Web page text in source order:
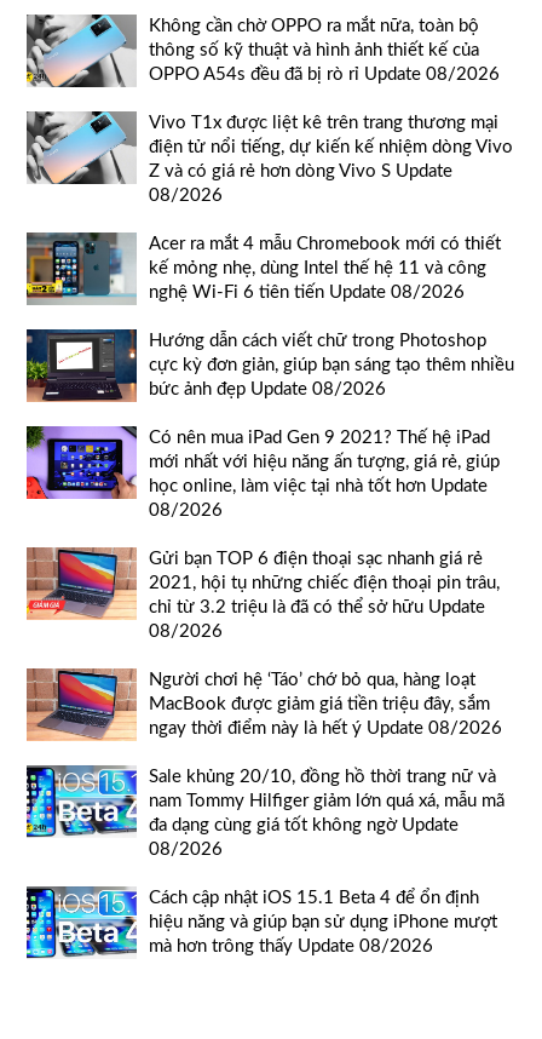
Không cần chờ OPPO ra mắt nữa, toàn bộ
thông số kỹ thuật và hình ảnh thiết kế của
OPPO A54s đều đã bị rò rỉ Update 08/2026
Vivo T1x được liệt kê trên trang thương mại
điện tử nổi tiếng, dự kiến kế nhiệm dòng Vivo
Z và có giá rẻ hơn dòng Vivo S Update
08/2026
Acer ra mắt 4 mẫu Chromebook mới có thiết
kế mỏng nhẹ, dùng Intel thế hệ 11 và công
nghệ Wi-Fi 6 tiên tiến Update 08/2026
Hướng dẫn cách viết chữ trong Photoshop
cực kỳ đơn giản, giúp bạn sáng tạo thêm nhiều
bức ảnh đẹp Update 08/2026
Có nên mua iPad Gen 9 2021? Thế hệ iPad
mới nhất với hiệu năng ấn tượng, giá rẻ, giúp
học online, làm việc tại nhà tốt hơn Update
08/2026
Gửi bạn TOP 6 điện thoại sạc nhanh giá rẻ
2021, hội tụ những chiếc điện thoại pin trâu,
chỉ từ 3.2 triệu là đã có thể sở hữu Update
08/2026
Người chơi hệ ‘Táo’ chớ bỏ qua, hàng loạt
MacBook được giảm giá tiền triệu đây, sắm
ngay thời điểm này là hết ý Update 08/2026
Sale khủng 20/10, đồng hồ thời trang nữ và
nam Tommy Hilfiger giảm lớn quá xá, mẫu mã
đa dạng cùng giá tốt không ngờ Update
08/2026
Cách cập nhật iOS 15.1 Beta 4 để ổn định
hiệu năng và giúp bạn sử dụng iPhone mượt
mà hơn trông thấy Update 08/2026